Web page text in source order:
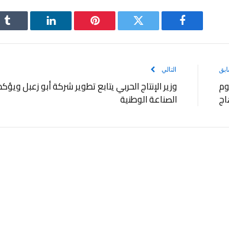
فيسبوك
تويتر بينتيريستلينكدإن
التالي
وزير الإنتاج الحربي يتابع تطوير شركة أبو زعبل
الصناعة الوطنية